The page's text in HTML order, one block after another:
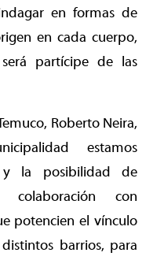
en formas de
en cada cuerpo,
partícipe de las
Roberto Neira,
estamos
y la posibilidad de
colaboración con
potencien el vínculo
barrios, para